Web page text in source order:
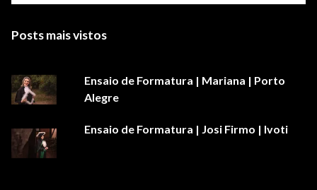
Posts mais vistos
Ensaio de Formatura | Mariana | Porto
Alegre
Ensaio de Formatura | Josi Firmo | Ivoti